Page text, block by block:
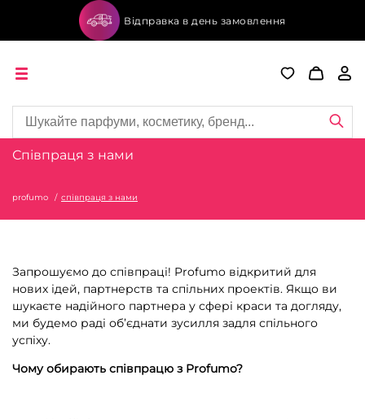
Відправка в день замовлення
Співпраця з нами
profumo співпраця з нами
Запрошуємо до співпраці! Profumo відкритий для
нових ідей, партнерств та спільних проектів. Якщо ви
шукаєте надійного партнера у сфері краси та догляду,
ми будемо раді об’єднати зусилля задля спільного
успіху.
Чому обирають співпрацю з Profumo?